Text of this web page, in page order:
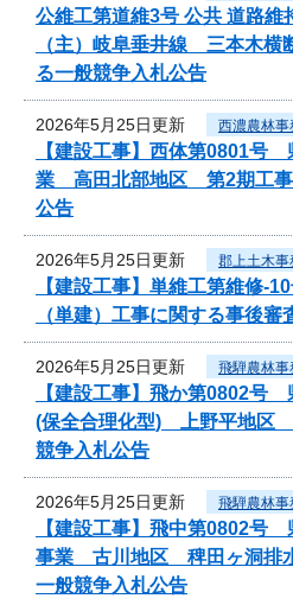
公維工第道維3号 公共 道路維
（主）岐阜垂井線 三本木横
る一般競争入札公告
2026年5月25日更新 西濃農林事
【建設工事】西体第0801号
業 高田北部地区 第2期工事
公告
2026年5月25日更新 郡上土木事
【建設工事】単維工第維修-
（単建）工事に関する事後
2026年5月25日更新 飛騨農林事
【建設工事】飛か第0802号
(保全合理化型) 上野平地区
競争入札公告
2026年5月25日更新 飛騨農林事
【建設工事】飛中第0802号
事業 古川地区 稗田ヶ洞排
一般競争入札公告